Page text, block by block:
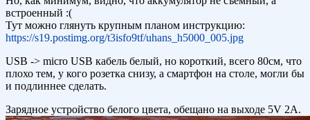
встроенный :(
Тут можно глянуть крупным планом инструкцию:
https://s19.postimg.org/t3isfo9tf/uhans_h5000_005.jpg
USB -> micro USB кабель белый, но короткий, всего 80см, что
плохо тем, у кого розетка снизу, а смартфон на столе, могли бы
и подлиннее сделать.
Зарядное устройство белого цвета, обещано на выходе 5V 2A.